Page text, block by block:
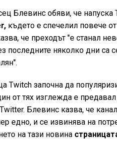
Блевинс обяви, че напуска
където е спечелил повече
че преходът "е станал
последните няколко дни са
Twitch започна да
от тях изглежда е
Блевинс казва, че
едно, и се извинява на
на тази новина